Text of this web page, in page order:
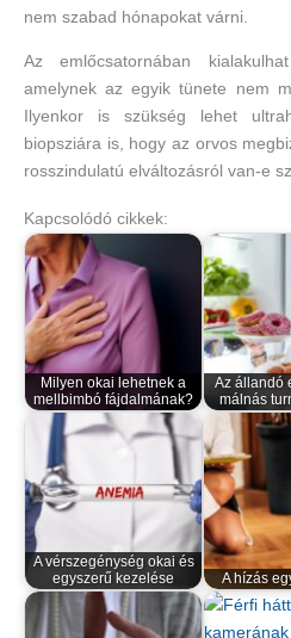
nem szabad hónapokat várni.
Az emlőcsatornában
amelynek az egyik tünete nem
Ilyenkor is szükség lehet
biopsziára is, hogy az orvos
rosszindulatú elváltozásról van-e
Kapcsolódó cikkek:
Milyen okai lehetnek a
mellbimbó fájdalmának?
Az állandó
málnás
A vérszegénység okai és
egyszerű kezelése
A hízás